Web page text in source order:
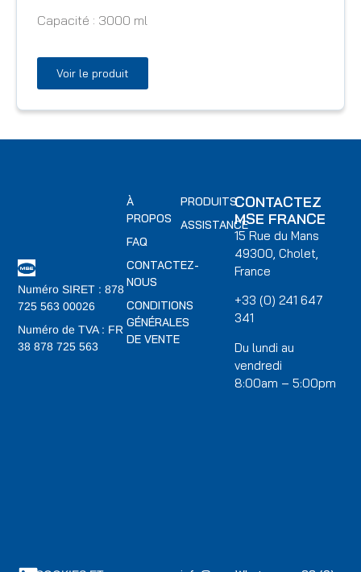
Capacité : 3000 ml
Voir le produit
Numéro SIRET : 878
725 563 00026
Numéro de TVA : FR
38 878 725 563
PRODUITS
ASSISTANCE
À
PROPOS
FAQ
CONTACTEZ-
NOUS
CONDITIONS
GÉNÉRALES
DE VENTE
CONTACTEZ
MSE FRANCE
15 Rue du Mans
49300, Cholet,
France
+33 (0) 241 647
341
Du lundi au
vendredi
8:00am – 5:00pm